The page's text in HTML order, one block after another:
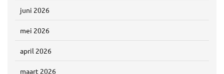
juni 2026
mei 2026
april 2026
maart 2026